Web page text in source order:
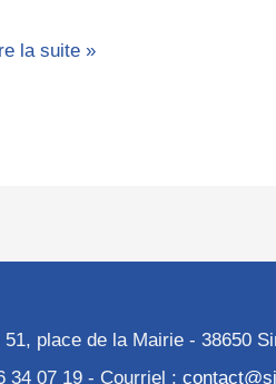
la suite »
place de la Mairie - 38650
34 07 19 - Courriel :